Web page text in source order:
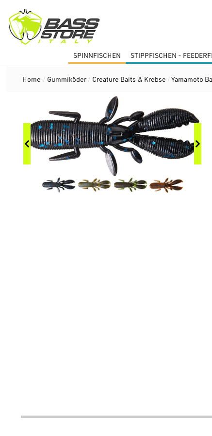
SPINNFISCHEN STIPPFISCHEN -
Home / Gummiköder / Creature Baits & Krebse /Yamamoto